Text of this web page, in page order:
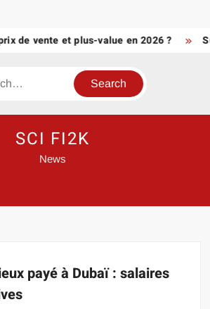
de vente et plus-value en 2026 ?
SCI FI2K
News
payé à Dubaï : salaires